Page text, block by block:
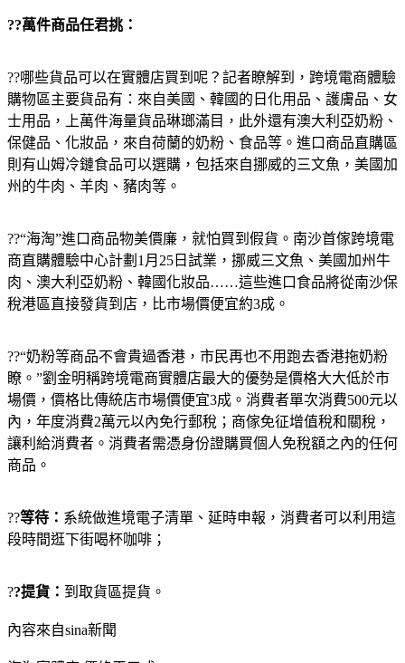
??萬件商品任君挑：
??哪些貨品可以在實體店買到呢？記者瞭解到，跨境電商體驗
購物區主要貨品有：來自美國、韓國的日化用品、護膚品、女
士用品，上萬件海量貨品琳瑯滿目，此外還有澳大利亞奶粉、
保健品、化妝品，來自荷蘭的奶粉、食品等。進口商品直購區
則有山姆冷鏈食品可以選購，包括來自挪威的三文魚，美國加
州的牛肉、羊肉、豬肉等。
??“海淘”進口商品物美價廉，就怕買到假貨。南沙首傢跨境電
商直購體驗中心計劃1月25日試業，挪威三文魚、美國加州牛
肉、澳大利亞奶粉、韓國化妝品……這些進口食品將從南沙保
稅港區直接發貨到店，比市場價便宜約3成。
??“奶粉等商品不會貴過香港，市民再也不用跑去香港拖奶粉
瞭。”劉金明稱跨境電商實體店最大的優勢是價格大大低於市
場價，價格比傳統店市場價便宜3成。消費者單次消費500元以
內，年度消費2萬元以內免行郵稅；商傢免征增值稅和關稅，
讓利給消費者。消費者需憑身份證購買個人免稅額之內的任何
商品。
??等待： 系統做進境電子清單、延時申報，消費者可以利用這
段時間逛下街喝杯咖啡；
??提貨： 到取貨區提貨。
內容來自sina新聞